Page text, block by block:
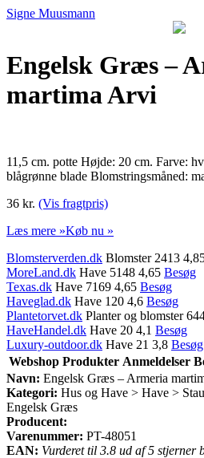
Signe Muusmann
Engelsk Græs –
martima Arvi
11,5 cm. potte Højde: 20 cm. Farve:
blågrønne blade Blomstringsmåned:
36 kr. (Vis fragtpris)
Læs mere »Køb nu »
Blomsterverden.dk Blomster 2413
MoreLand.dk Have 5148 4,65 Besøg
Texas.dk Have 7169 4,65 Besøg
Haveglad.dk Have 120 4,6 Besøg
Plantetorvet.dk Planter og blomster
HaveHandel.dk Have 20 4,1 Besøg
Luxury-outdoor.dk Have 21 3,8 Besøg
Webshop Produkter Anmeldelser
Navn: Engelsk Græs – Armeria
Kategori: Hus og Have > Have >
Engelsk Græs
Producent:
Varenummer: PT-48051
EAN: Vurderet til 3.8 ud af 5 stjerner